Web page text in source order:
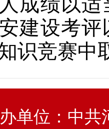
建设考
识竞赛中
单位：中